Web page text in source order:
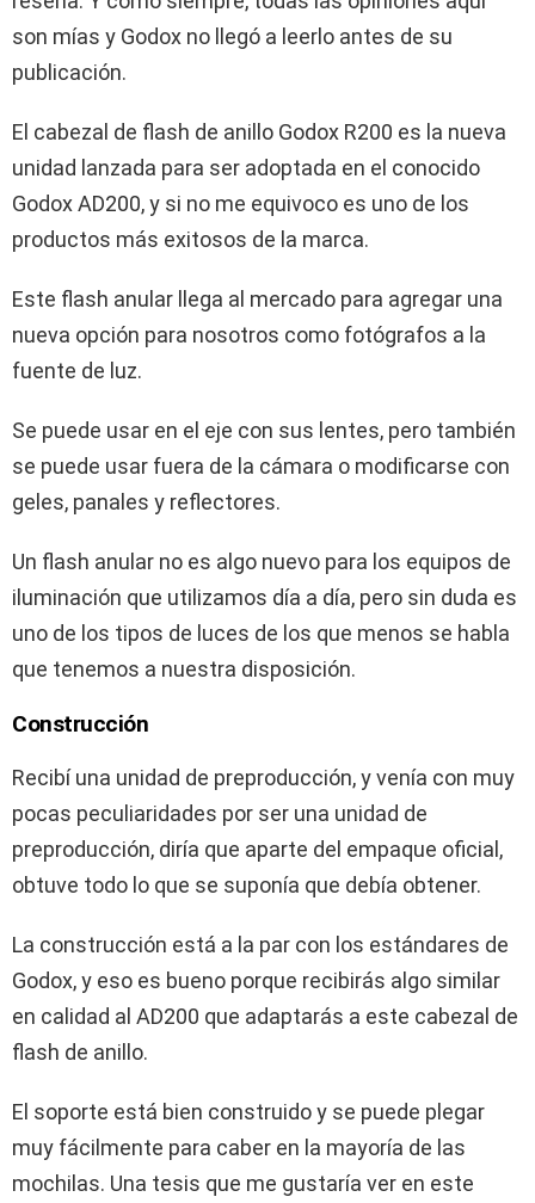
son mías y Godox no llegó a leerlo antes de su
publicación.
El cabezal de flash de anillo Godox R200 es la nueva
unidad lanzada para ser adoptada en el conocido
Godox AD200, y si no me equivoco es uno de los
productos más exitosos de la marca.
Este flash anular llega al mercado para agregar una
nueva opción para nosotros como fotógrafos a la
fuente de luz.
Se puede usar en el eje con sus lentes, pero también
se puede usar fuera de la cámara o modificarse con
geles, panales y reflectores.
Un flash anular no es algo nuevo para los equipos de
iluminación que utilizamos día a día, pero sin duda es
uno de los tipos de luces de los que menos se habla
que tenemos a nuestra disposición.
Construcción
Recibí una unidad de preproducción, y venía con muy
pocas peculiaridades por ser una unidad de
preproducción, diría que aparte del empaque oficial,
obtuve todo lo que se suponía que debía obtener.
La construcción está a la par con los estándares de
Godox, y eso es bueno porque recibirás algo similar
en calidad al AD200 que adaptarás a este cabezal de
flash de anillo.
El soporte está bien construido y se puede plegar
muy fácilmente para caber en la mayoría de las
mochilas. Una tesis que me gustaría ver en este